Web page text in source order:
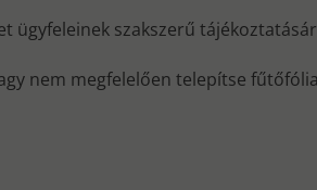
ügyfeleinek szakszerű
nem megfelelően telepítse